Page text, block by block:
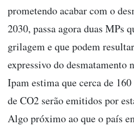
prometendo acabar com o
2030, passa agora duas MPs
grilagem e que podem
expressivo do desmatamento
Ipam estima que cerca de
de CO2 serão emitidos por
Algo próximo ao que o país